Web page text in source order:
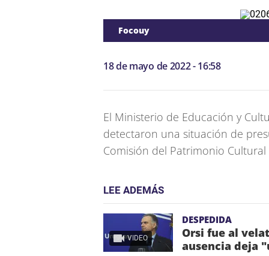
Focouy
18 de mayo de 2022 - 16:58
El Ministerio de Educación y
detectaron una situación de
Comisión del Patrimonio
LEE ADEMÁS
VIDEO
DESPEDIDA
Orsi fue al
ausencia deja